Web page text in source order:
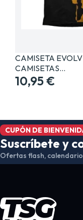
CAMISETA
CAMISETAS…
10,95 €
CUPÓN DE
Suscríbete y
Ofertas flash,